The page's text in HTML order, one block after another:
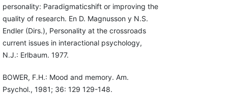
personality: Paradigmaticshift or improving the
quality of research. En D. Magnusson y N.S.
Endler (Dirs.), Personality at the crossroads
current issues in interactional psychology,
N.J.: Erlbaum. 1977.
BOWER, F.H.: Mood and memory. Am.
Psychol., 1981; 36: 129 129-148.